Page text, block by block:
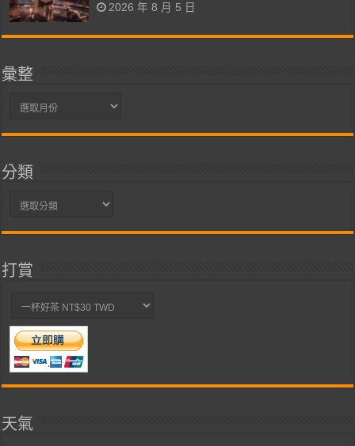
2026 年 8 月 5 日
彙整
彙
分類
分
打賞
天氣